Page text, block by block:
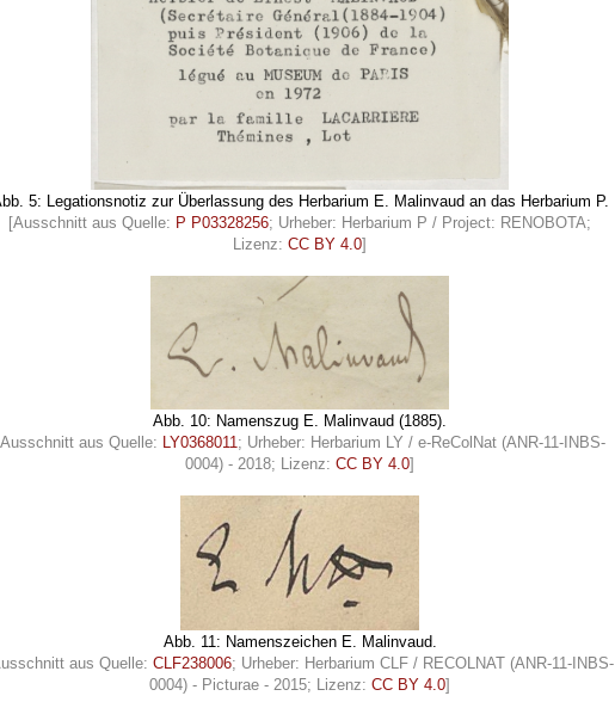
5: Legationsnotiz zur Überlassung des Herbarium E. Malinvaud an das Herbarium P.
[Ausschnitt aus Quelle: P P03328256; Urheber: Herbarium P / Project: RENOBOTA;
Lizenz: CC BY 4.0]
Abb. 10: Namenszug E. Malinvaud (1885).
aus Quelle: LY0368011 ; Urheber: Herbarium LY / e-ReColNat (ANR-11-INBS-
0004) - 2018; Lizenz: CC BY 4.0]
Abb. 11: Namenszeichen E. Malinvaud.
aus Quelle: CLF238006; Urheber: Herbarium CLF / RECOLNAT (ANR-11-INBS-
0004) - Picturae - 2015; Lizenz: CC BY 4.0]